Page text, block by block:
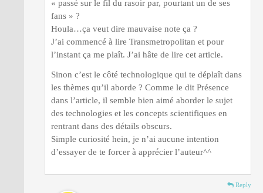
« passé sur le fil du rasoir par, pourtant un de ses
fans » ?
Houla…ça veut dire mauvaise note ça ?
J’ai commencé à lire Transmetropolitan et pour
l’instant ça me plaît. J’ai hâte de lire cet article.
Sinon c’est le côté technologique qui te déplaît dans
les thèmes qu’il aborde ? Comme le dit Présence
dans l’article, il semble bien aimé aborder le sujet
des technologies et les concepts scientifiques en
rentrant dans des détails obscurs.
Simple curiosité hein, je n’ai aucune intention
d’essayer de te forcer à apprécier l’auteur^^
Reply